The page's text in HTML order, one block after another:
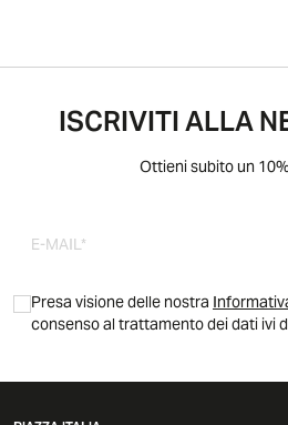
ISCRIVITI ALLA
Ottieni subito un
Presa visione delle nostra
consenso al trattamento dei dati ivi